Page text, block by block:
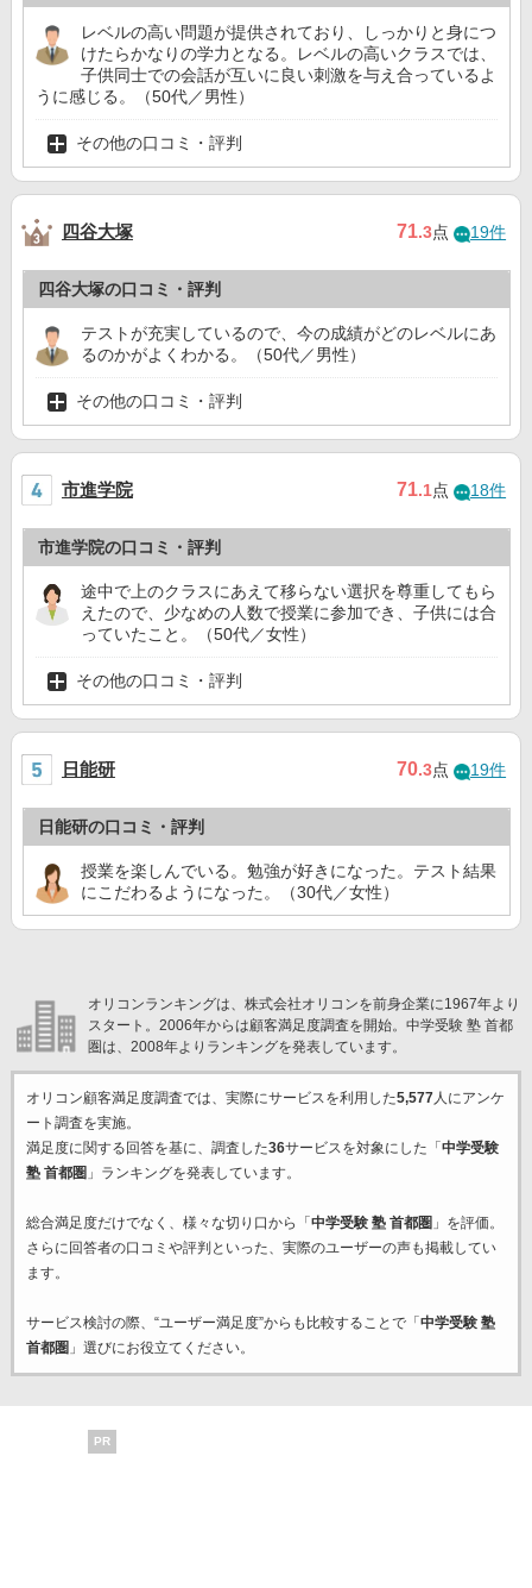
レベルの高い問題が提供されており、しっかりと身につ
けたらかなりの学力となる。レベルの高いクラスでは、
子供同士での会話が互いに良い刺激を与え合っているよ
うに感じる。（50代／男性）
その他の口コミ・評判
四谷大塚 71.3点 19件
四谷大塚の口コミ・評判
テストが充実しているので、今の成績がどのレベルにあ
るのかがよくわかる。（50代／男性）
その他の口コミ・評判
市進学院 71.1点 18件
市進学院の口コミ・評判
途中で上のクラスにあえて移らない選択を尊重してもら
えたので、少なめの人数で授業に参加でき、子供には合
っていたこと。（50代／女性）
その他の口コミ・評判
日能研 70.3点 19件
日能研の口コミ・評判
授業を楽しんでいる。勉強が好きになった。テスト結果
にこだわるようになった。（30代／女性）
オリコンランキングは、株式会社オリコンを前身企業に1967年より
スタート。2006年からは顧客満足度調査を開始。中学受験 塾 首都
圏は、2008年よりランキングを発表しています。
オリコン顧客満足度調査では、実際にサービスを利用した5,577人にアンケ
ート調査を実施。
満足度に関する回答を基に、調査した36サービスを対象にした「 中学受験
塾 首都圏 」ランキングを発表しています。
総合満足度だけでなく、様々な切り口から「 中学受験 塾 首都圏 」を評価。
さらに回答者の口コミや評判といった、実際のユーザーの声も掲載してい
ます。
サービス検討の際、“ユーザー満足度”からも比較することで「 中学受験 塾
首都圏 」選びにお役立てください。
PR